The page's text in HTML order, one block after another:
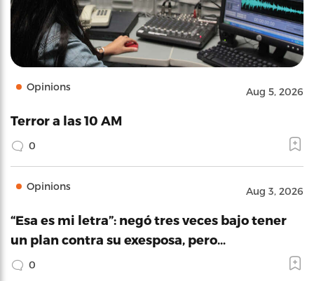
Opinions Aug 5, 2026
Terror a las 10 AM
0
Opinions Aug 3, 2026
“Esa es mi letra”: negó tres veces bajo tener
un plan contra su exesposa, pero…
0